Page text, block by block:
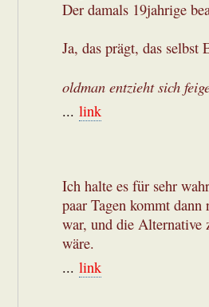
Der damals 19jahrige
Ja, das prägt, das selbst
oldman entzieht sich
... link
Ich halte es für sehr
paar Tagen kommt
war, und die Alternative
wäre.
... link